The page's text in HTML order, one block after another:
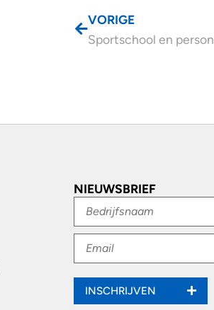
VORIGE
NIEUWSBRIEF
INSCHRIJVEN